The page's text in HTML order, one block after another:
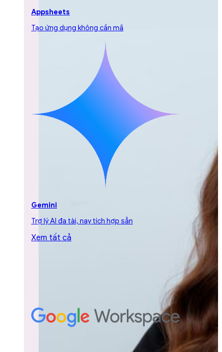
Appsheets
Tạo ứng dụng không cần mã
Gemini
Trợ lý AI đa tài, nay tích hợp sẵn
Xem tất cả